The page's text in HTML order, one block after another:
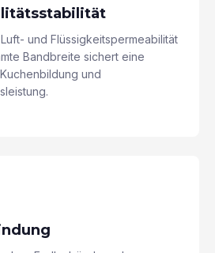
und Flüssigkeitspermeabilität
Bandbreite sichert eine
und